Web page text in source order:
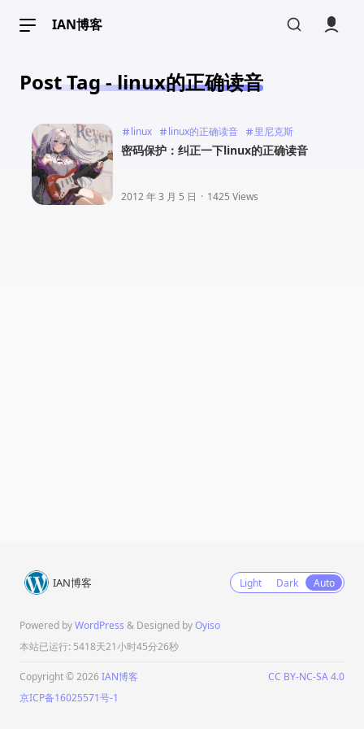
IAN博客
Post Tag - linux的正确读音
linux linux的正确读音 里尼克斯
密码保护：纠正一下linux的正确读音
2012 年 3 月 5 日 · 1425 Views
IAN博客 Light Dark Auto
Powered byWordPress & Designed byOyiso
本站已运行: 5418天21小时45分26秒
Copyright © 2026 IAN博客
CC BY-NC-SA 4.0
京ICP备16025571号-1